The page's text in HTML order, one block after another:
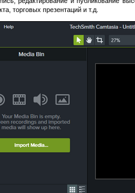
торговых презентаций и т.д.